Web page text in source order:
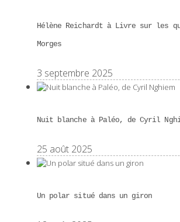
Hélène Reichardt à Livre sur les
Morges
3 septembre 2025
Nuit blanche à Paléo, de Cyril
25 août 2025
Un polar situé dans un giron